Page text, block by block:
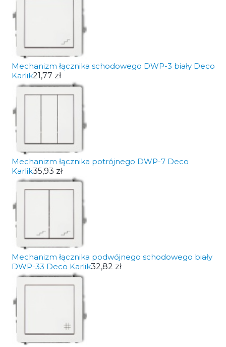
Mechanizm łącznika schodowego DWP-3 biały Deco
Karlik21,77 zł
Mechanizm łącznika potrójnego DWP-7 Deco
Karlik35,93 zł
Mechanizm łącznika podwójnego schodowego biały
DWP-33 Deco Karlik32,82 zł